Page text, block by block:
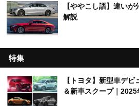
【ややこし語】違い
解説
特集
【トヨタ】新型車デ
＆新車スクープ｜